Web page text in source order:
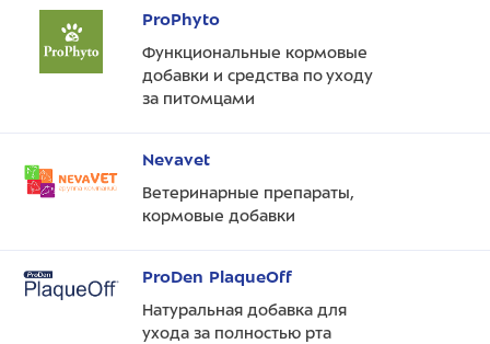
ProPhyto
Функциональные кормовые
добавки и средства по уходу
за питомцами
Nevavet
Ветеринарные препараты,
кормовые добавки
ProDen PlaqueOff
Натуральная добавка для
ухода за полностью рта